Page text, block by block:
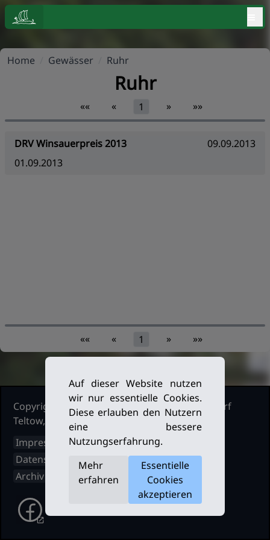
Home Gewässer Ruhr
Ruhr
«« « 1 » »»
DRV Winsauerpreis 2013
09.09.2013
01.09.2013
«« « 1 » »»
Copyright Ruderclub Kleinmachnow Stahnsdorf
Teltow, 2026. Alle Rechte vorbehalten.
Impressum
Datenschutz
Archiv
Auf dieser Website nutzen
wir nur essentielle Cookies.
Diese erlauben den Nutzern
eine bessere
Nutzungserfahrung.
Mehr
erfahren
Essentielle
Cookies
akzeptieren